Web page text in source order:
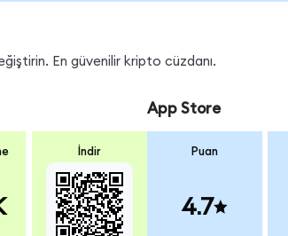
En güvenilir kripto cüzdanı.
İndir
App Store
Puan
4.7